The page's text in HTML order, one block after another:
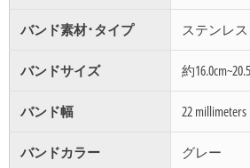
バンド素材･タイプ ステンレ
バンドサイズ 約
バンド幅 22 millimeters
バンドカラー グレー